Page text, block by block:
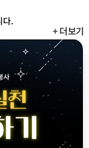
다.
+ 더보기